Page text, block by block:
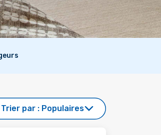
Trier par : Populaires